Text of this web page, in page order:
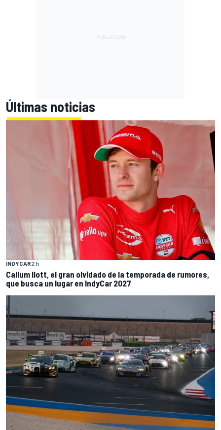
Últimas noticias
INDYCAR2 h
Callum Ilott, el gran olvidado de la temporada de rumores,
que busca un lugar en IndyCar 2027